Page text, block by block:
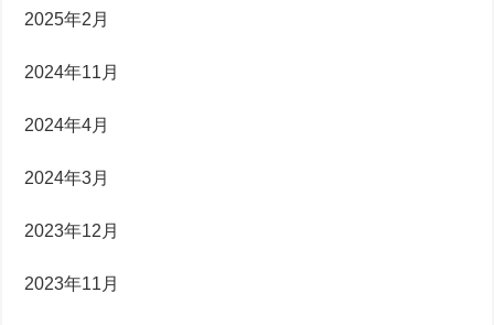
2025年2月
2024年11月
2024年4月
2024年3月
2023年12月
2023年11月